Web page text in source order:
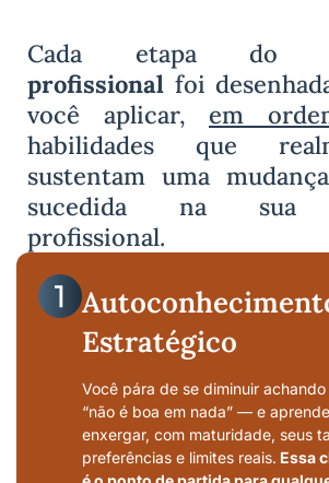
Cada etapa do
profissional foi
você aplicar, em
habilidades que
sustentam uma
sucedida na sua
profissional.
Estratégico
Você pára de se diminuir
“não é boa em nada” — e
enxergar, com maturidade, seus
preferências e limites reais. Essa